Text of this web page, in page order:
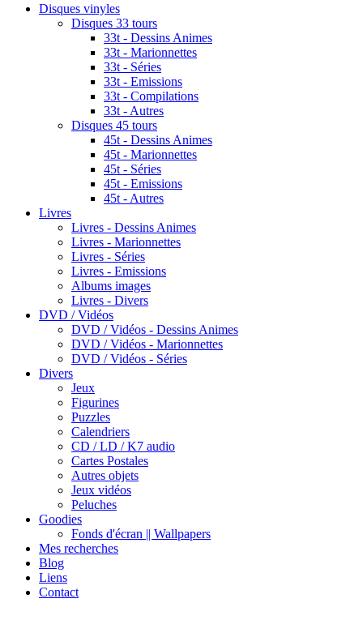
Disques vinyles
Disques 33 tours
33t - Dessins Animes
33t - Marionnettes
33t - Séries
33t - Emissions
33t - Compilations
33t - Autres
Disques 45 tours
45t - Dessins Animes
45t - Marionnettes
45t - Séries
45t - Emissions
45t - Autres
Livres
Livres - Dessins Animes
Livres - Marionnettes
Livres - Séries
Livres - Emissions
Albums images
Livres - Divers
DVD / Vidéos
DVD / Vidéos - Dessins Animes
DVD / Vidéos - Marionnettes
DVD / Vidéos - Séries
Divers
Jeux
Figurines
Puzzles
Calendriers
CD / LD / K7 audio
Cartes Postales
Autres objets
Jeux vidéos
Peluches
Goodies
Fonds d'écran || Wallpapers
Mes recherches
Blog
Liens
Contact